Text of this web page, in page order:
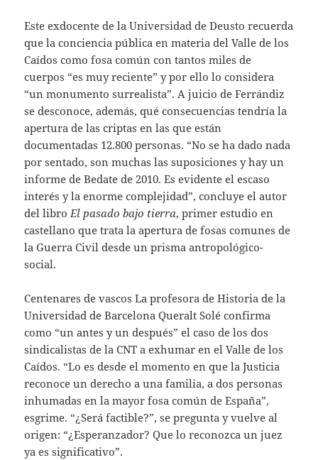
Este exdocente de la Universidad de Deusto recuerda
que la conciencia pública en materia del Valle de los
Caídos como fosa común con tantos miles de
cuerpos “es muy reciente” y por ello lo considera
“un monumento surrealista”. A juicio de Ferrándiz
se desconoce, además, qué consecuencias tendría la
apertura de las criptas en las que están
documentadas 12.800 personas. “No se ha dado nada
por sentado, son muchas las suposiciones y hay un
informe de Bedate de 2010. Es evidente el escaso
interés y la enorme complejidad”, concluye el autor
del libroEl pasado bajo tierra, primer estudio en
castellano que trata la apertura de fosas comunes de
la Guerra Civil desde un prisma antropológico-
social.
Centenares de vascosLa profesora de Historia de la
Universidad de Barcelona Queralt Solé confirma
como “un antes y un después” el caso de los dos
sindicalistas de la CNT a exhumar en el Valle de los
Caídos. “Lo es desde el momento en que la Justicia
reconoce un derecho a una familia, a dos personas
inhumadas en la mayor fosa común de España”,
esgrime. “¿Será factible?”, se pregunta y vuelve al
origen: “¿Esperanzador? Que lo reconozca un juez
ya es significativo”.